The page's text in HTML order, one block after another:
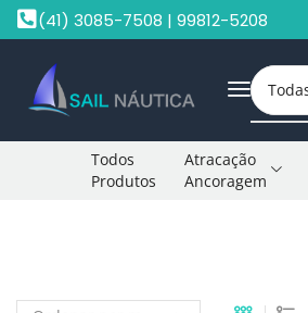
(41) 3085-7508 | 99812-5208
Todos
Produtos
Atracação
Ancoragem